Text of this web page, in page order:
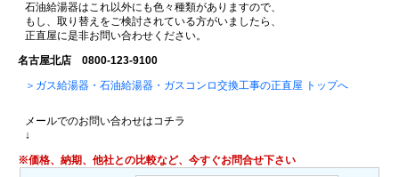
石油給湯器はこれ以外にも色々種類がありますので、
もし、取り替えをご検討されている方がいましたら、
正直屋に是非お問い合わせください。
名古屋北店 0800-123-9100
＞ガス給湯器・石油給湯器・ガスコンロ交換工事の正直屋 トップへ
メールでのお問い合わせはコチラ
↓
※価格、納期、他社との比較など、今すぐお問合せ下さい